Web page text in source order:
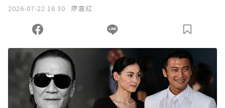
2026-07-22 16:30 廖嘉紅